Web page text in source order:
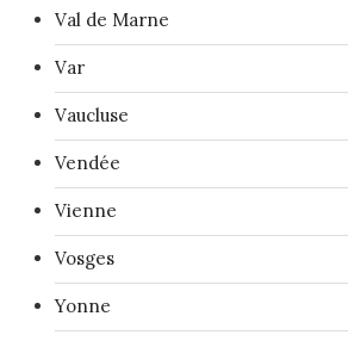
Val de Marne
Var
Vaucluse
Vendée
Vienne
Vosges
Yonne